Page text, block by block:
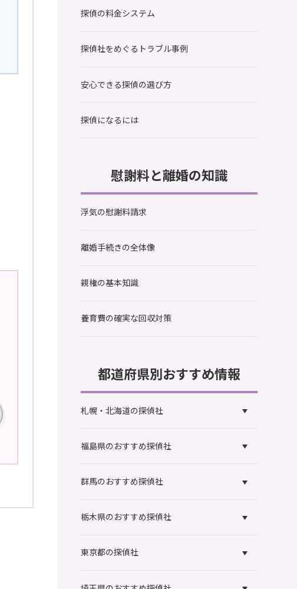
探偵の料金システム
探偵社をめぐるトラブル事例
安心できる探偵の選び方
探偵になるには
慰謝料と離婚の知識
浮気の慰謝料請求
離婚手続きの全体像
親権の基本知識
養育費の確実な回収対策
都道府県別おすすめ情報
札幌・北海道の探偵社
福島県のおすすめ探偵社
群馬のおすすめ探偵社
栃木県のおすすめ探偵社
東京都の探偵社